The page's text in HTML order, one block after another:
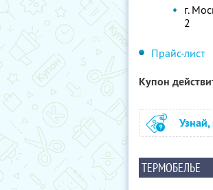
г.
2
Прайс-лист
Купон
ТЕРМОБЕЛЬЕ